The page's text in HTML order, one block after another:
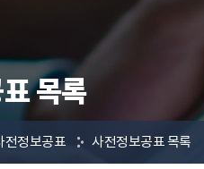
목록
전정보공표 사전정보공표 목록